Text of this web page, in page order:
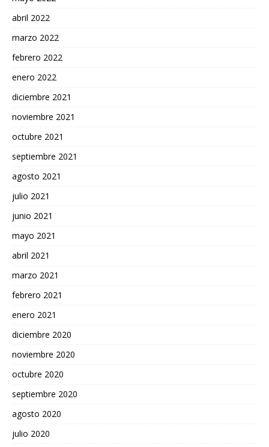
abril 2022
marzo 2022
febrero 2022
enero 2022
diciembre 2021
noviembre 2021
octubre 2021
septiembre 2021
agosto 2021
julio 2021
junio 2021
mayo 2021
abril 2021
marzo 2021
febrero 2021
enero 2021
diciembre 2020
noviembre 2020
octubre 2020
septiembre 2020
agosto 2020
julio 2020